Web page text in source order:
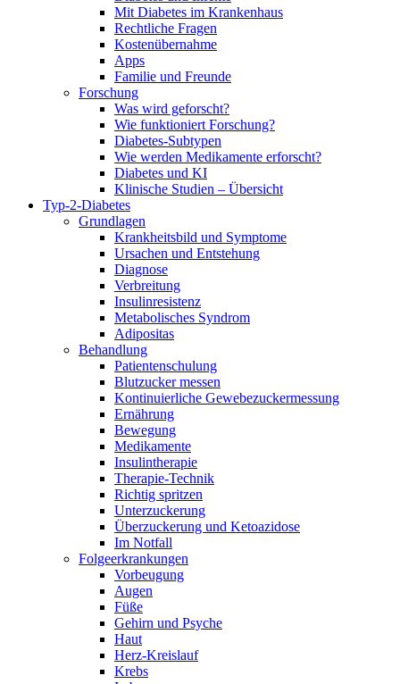
Mit Diabetes im Krankenhaus
Rechtliche Fragen
Kostenübernahme
Apps
Familie und Freunde
Forschung
Was wird geforscht?
Wie funktioniert Forschung?
Diabetes-Subtypen
Wie werden Medikamente erforscht?
Diabetes und KI
Klinische Studien – Übersicht
Typ-2-Diabetes
Grundlagen
Krankheitsbild und Symptome
Ursachen und Entstehung
Diagnose
Verbreitung
Insulinresistenz
Metabolisches Syndrom
Adipositas
Behandlung
Patientenschulung
Blutzucker messen
Kontinuierliche Gewebezuckermessung
Ernährung
Bewegung
Medikamente
Insulintherapie
Therapie-Technik
Richtig spritzen
Unterzuckerung
Überzuckerung und Ketoazidose
Im Notfall
Folgeerkrankungen
Vorbeugung
Augen
Füße
Gehirn und Psyche
Haut
Herz-Kreislauf
Krebs